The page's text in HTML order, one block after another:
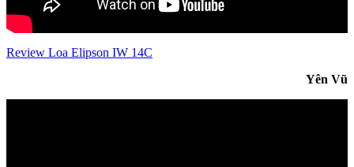
Review Loa Elipson IW 14C
Yên Vũ